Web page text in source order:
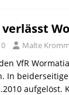
Malte Kromm
VfR
In